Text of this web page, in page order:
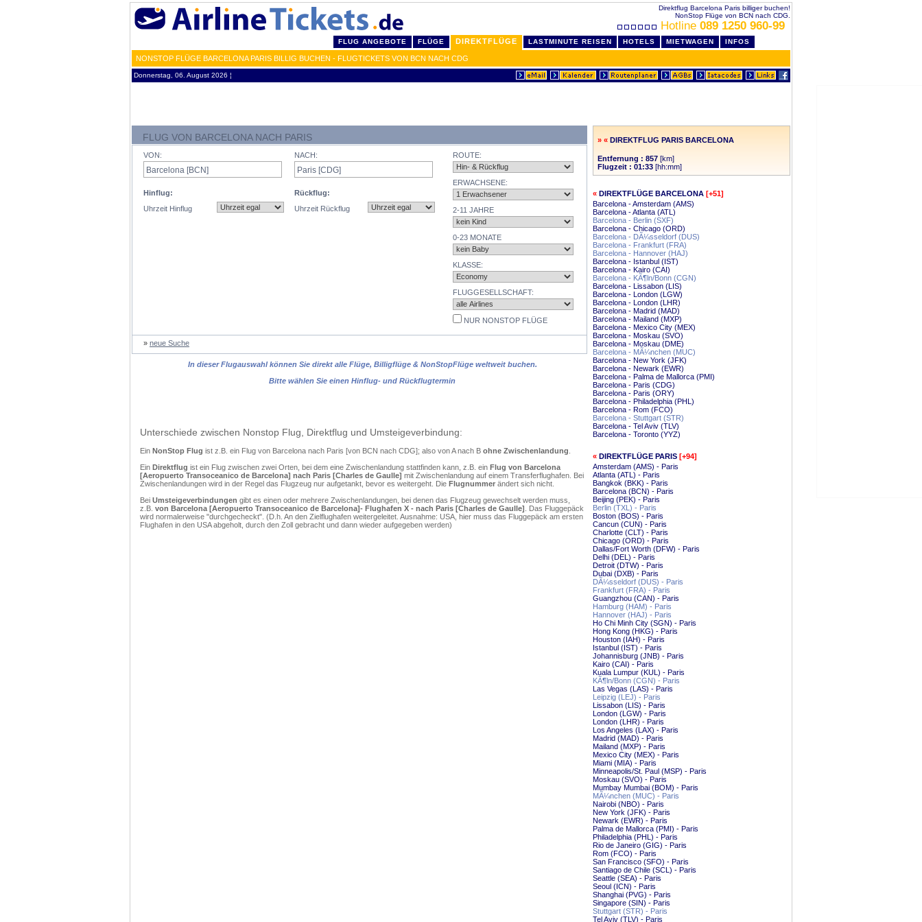
Direktflug Barcelona Paris billiger buchen!
NonStop Flüge von BCN nach CDG.
Hotline 089 1250 960-99
FLUG ANGEBOTE FLÜGE DIREKTFLÜGE LASTMINUTE REISEN HOTELS MIETWAGEN INFOS
NONSTOP FLÜGE BARCELONA PARIS BILLIG BUCHEN - FLUGTICKETS VON BCN NACH CDG
Donnerstag, 06. August 2026 ¦
FLUG VON BARCELONA NACH PARIS
VON:
Hinflug:
Uhrzeit Hinflug
NACH:
Rückflug:
Uhrzeit Rückflug
ROUTE:
ERWACHSENE:
2-11 JAHRE
0-23 MONATE
KLASSE:
FLUGGESELLSCHAFT:
NUR NONSTOP FLÜGE
» neue Suche
In dieser Flugauswahl können Sie direkt alle Flüge, Billigflüge & NonStopFlüge weltweit buchen.
Bitte wählen Sie einen Hinflug- und Rückflugtermin
Unterschiede zwischen Nonstop Flug, Direktflug und Umsteigeverbindung:
Ein NonStop Flug ist z.B. ein Flug von Barcelona nach Paris [von BCN nach CDG]; also von A nach B ohne Zwischenlandung
Ein Direktflug ist ein Flug zwischen zwei Orten, bei dem eine Zwischenlandung stattfinden kann, z.B. ein Flug von Barcelona
[Aeropuerto Transoceanico de Barcelona] nach Paris [Charles de Gaulle] mit Zwischenlandung auf einem Transferflughafen. Bei
Zwischenlandungen wird in der Regel das Flugzeug nur aufgetankt, bevor es weitergeht. Die Flugnummer ändert sich nicht.
Bei Umsteigeverbindungen gibt es einen oder mehrere Zwischenlandungen, bei denen das Flugzeug gewechselt werden muss,
z.B. von Barcelona [Aeropuerto Transoceanico de Barcelona]- Flughafen X - nach Paris [Charles de Gaulle] . Das Fluggepäck
wird normalerweise "durchgecheckt". (D.h. An den Zielflughafen weitergeleitet. Ausnahme: USA, hier muss das Fluggepäck am ersten
Flughafen in den USA abgeholt, durch den Zoll gebracht und dann wieder aufgegeben werden)
» « DIREKTFLUG PARIS BARCELONA
Entfernung : 857 [km]
Flugzeit : 01:33 [hh:mm]
« DIREKTFLÜGE BARCELONA [+51]
Barcelona - Amsterdam (AMS)
Barcelona - Atlanta (ATL)
Barcelona - Berlin (SXF)
Barcelona - Chicago (ORD)
Barcelona - DÃ¼sseldorf (DUS)
Barcelona - Frankfurt (FRA)
Barcelona - Hannover (HAJ)
Barcelona - Istanbul (IST)
Barcelona - Kairo (CAI)
Barcelona - KÃ¶ln/Bonn (CGN)
Barcelona - Lissabon (LIS)
Barcelona - London (LGW)
Barcelona - London (LHR)
Barcelona - Madrid (MAD)
Barcelona - Mailand (MXP)
Barcelona - Mexico City (MEX)
Barcelona - Moskau (SVO)
Barcelona - Moskau (DME)
Barcelona - MÃ¼nchen (MUC)
Barcelona - New York (JFK)
Barcelona - Newark (EWR)
Barcelona - Palma de Mallorca (PMI)
Barcelona - Paris (CDG)
Barcelona - Paris (ORY)
Barcelona - Philadelphia (PHL)
Barcelona - Rom (FCO)
Barcelona - Stuttgart (STR)
Barcelona - Tel Aviv (TLV)
Barcelona - Toronto (YYZ)
« DIREKTFLÜGE PARIS [+94]
Amsterdam (AMS) - Paris
Atlanta (ATL) - Paris
Bangkok (BKK) - Paris
Barcelona (BCN) - Paris
Beijing (PEK) - Paris
Berlin (TXL) - Paris
Boston (BOS) - Paris
Cancun (CUN) - Paris
Charlotte (CLT) - Paris
Chicago (ORD) - Paris
Dallas/Fort Worth (DFW) - Paris
Delhi (DEL) - Paris
Detroit (DTW) - Paris
Dubai (DXB) - Paris
DÃ¼sseldorf (DUS) - Paris
Frankfurt (FRA) - Paris
Guangzhou (CAN) - Paris
Hamburg (HAM) - Paris
Hannover (HAJ) - Paris
Ho Chi Minh City (SGN) - Paris
Hong Kong (HKG) - Paris
Houston (IAH) - Paris
Istanbul (IST) - Paris
Johannisburg (JNB) - Paris
Kairo (CAI) - Paris
Kuala Lumpur (KUL) - Paris
KÃ¶ln/Bonn (CGN) - Paris
Las Vegas (LAS) - Paris
Leipzig (LEJ) - Paris
Lissabon (LIS) - Paris
London (LGW) - Paris
London (LHR) - Paris
Los Angeles (LAX) - Paris
Madrid (MAD) - Paris
Mailand (MXP) - Paris
Mexico City (MEX) - Paris
Miami (MIA) - Paris
Minneapolis/St. Paul (MSP) - Paris
Moskau (SVO) - Paris
Mumbay Mumbai (BOM) - Paris
MÃ¼nchen (MUC) - Paris
Nairobi (NBO) - Paris
New York (JFK) - Paris
Newark (EWR) - Paris
Palma de Mallorca (PMI) - Paris
Philadelphia (PHL) - Paris
Rio de Janeiro (GIG) - Paris
Rom (FCO) - Paris
San Francisco (SFO) - Paris
Santiago de Chile (SCL) - Paris
Seattle (SEA) - Paris
Seoul (ICN) - Paris
Shanghai (PVG) - Paris
Singapore (SIN) - Paris
Stuttgart (STR) - Paris
Tel Aviv (TLV) - Paris